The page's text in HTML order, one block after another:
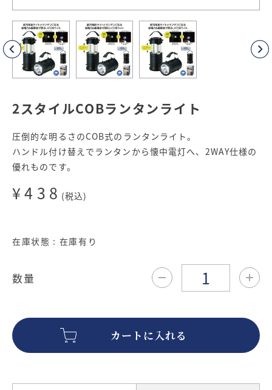
2スタイルCOBランタンライト
圧倒的な明るさのCOB式のランタンライト。
ハンドル付け替えでランタンから懐中電灯へ、2WAY仕様の
優れものです。
¥438 (税込)
在庫状態 : 在庫有り
数量